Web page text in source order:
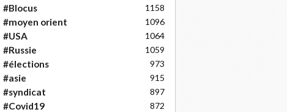
#Blocus 1158
#moyen orient 1096
#USA 1064
#Russie 1059
#élections 973
#asie 915
#syndicat 897
#Covid19 872